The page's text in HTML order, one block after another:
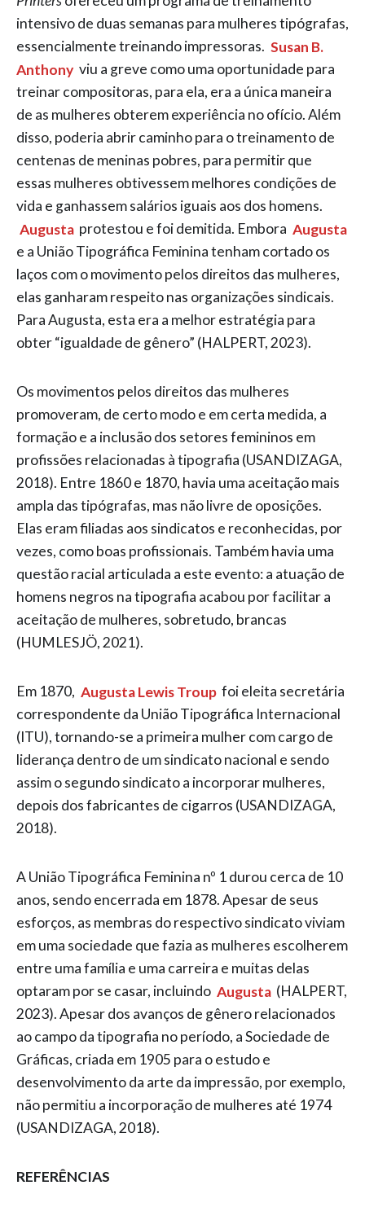
intensivo de duas semanas para mulheres tipógrafas,
essencialmente treinando impressoras. Susan B.
Anthony viu a greve como uma oportunidade para
treinar compositoras, para ela, era a única maneira
de as mulheres obterem experiência no ofício. Além
disso, poderia abrir caminho para o treinamento de
centenas de meninas pobres, para permitir que
essas mulheres obtivessem melhores condições de
vida e ganhassem salários iguais aos dos homens.
Augusta protestou e foi demitida. Embora Augusta
e a União Tipográfica Feminina tenham cortado os
laços com o movimento pelos direitos das mulheres,
elas ganharam respeito nas organizações sindicais.
Para Augusta, esta era a melhor estratégia para
obter “igualdade de gênero” (HALPERT, 2023).
Os movimentos pelos direitos das mulheres
promoveram, de certo modo e em certa medida, a
formação e a inclusão dos setores femininos em
profissões relacionadas à tipografia (USANDIZAGA,
2018). Entre 1860 e 1870, havia uma aceitação mais
ampla das tipógrafas, mas não livre de oposições.
Elas eram filiadas aos sindicatos e reconhecidas, por
vezes, como boas profissionais. Também havia uma
questão racial articulada a este evento: a atuação de
homens negros na tipografia acabou por facilitar a
aceitação de mulheres, sobretudo, brancas
(HUMLESJÖ, 2021).
Em 1870, Augusta Lewis Troup foi eleita secretária
correspondente da União Tipográfica Internacional
(ITU), tornando-se a primeira mulher com cargo de
liderança dentro de um sindicato nacional e sendo
assim o segundo sindicato a incorporar mulheres,
depois dos fabricantes de cigarros (USANDIZAGA,
2018).
A União Tipográfica Feminina nº 1 durou cerca de 10
anos, sendo encerrada em 1878. Apesar de seus
esforços, as membras do respectivo sindicato viviam
em uma sociedade que fazia as mulheres escolherem
entre uma família e uma carreira e muitas delas
optaram por se casar, incluindo Augusta (HALPERT,
2023). Apesar dos avanços de gênero relacionados
ao campo da tipografia no período, a Sociedade de
Gráficas, criada em 1905 para o estudo e
desenvolvimento da arte da impressão, por exemplo,
não permitiu a incorporação de mulheres até 1974
(USANDIZAGA, 2018).
REFERÊNCIAS